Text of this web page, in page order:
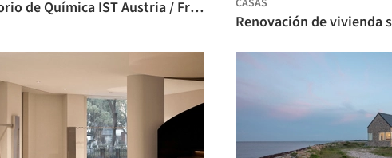
Laboratorio de Química IST Austria / Franz&Sue CASAS
Renovación de vivienda